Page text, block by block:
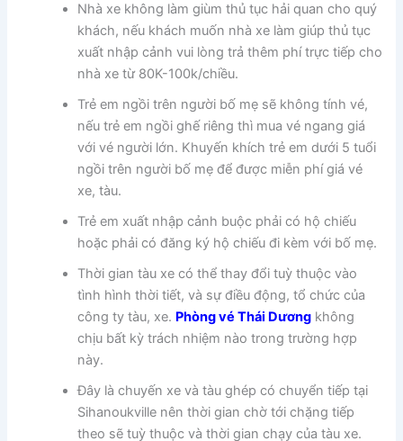
Nhà xe không làm giùm thủ tục hải quan cho quý
khách, nếu khách muốn nhà xe làm giúp thủ tục
xuất nhập cảnh vui lòng trả thêm phí trực tiếp cho
nhà xe từ 80K-100k/chiều.
Trẻ em ngồi trên người bố mẹ sẽ không tính vé,
nếu trẻ em ngồi ghế riêng thì mua vé ngang giá
với vé người lớn. Khuyến khích trẻ em dưới 5 tuổi
ngồi trên người bố mẹ để được miễn phí giá vé
xe, tàu.
Trẻ em xuất nhập cảnh buộc phải có hộ chiếu
hoặc phải có đăng ký hộ chiếu đi kèm với bố mẹ.
Thời gian tàu xe có thể thay đổi tuỳ thuộc vào
tình hình thời tiết, và sự điều động, tổ chức của
công ty tàu, xe. Phòng vé Thái Dương không
chịu bất kỳ trách nhiệm nào trong trường hợp
này.
Đây là chuyến xe và tàu ghép có chuyển tiếp tại
Sihanoukville nên thời gian chờ tới chặng tiếp
theo sẽ tuỳ thuộc và thời gian chạy của tàu xe.